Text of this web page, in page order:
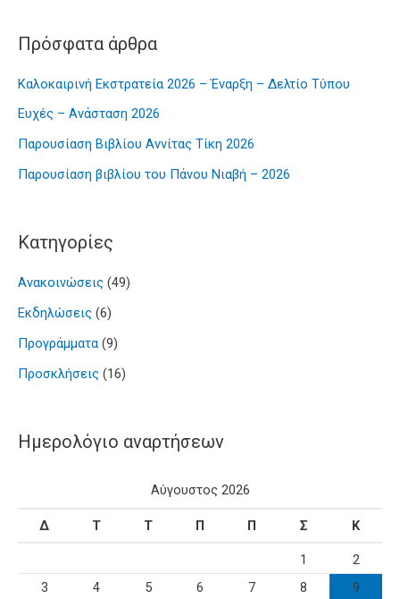
Πρόσφατα άρθρα
Καλοκαιρινή Εκστρατεία 2026 – Έναρξη – Δελτίο Τύπου
Ευχές – Ανάσταση 2026
Παρουσίαση Βιβλίου Αννίτας Τίκη 2026
Παρουσίαση βιβλίου του Πάνου Νιαβή – 2026
Kατηγορίες
Ανακοινώσεις (49)
Εκδηλώσεις (6)
Προγράμματα (9)
Προσκλήσεις (16)
Ημερολόγιο αναρτήσεων
Αύγουστος 2026
Δ Τ Τ Π Π Σ Κ
1
2
3
4 5 6 7 8
9